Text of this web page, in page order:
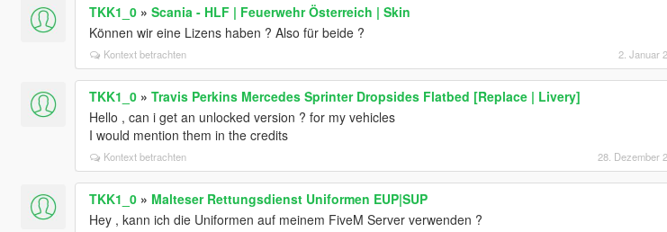
TKK1_0» Scania - HLF | Feuerwehr Österreich | Skin
Können wir eine Lizens haben ? Also für beide ?
Kontext betrachten 2. Januar
TKK1_0» Travis Perkins Mercedes Sprinter Dropsides Flatbed [Replace | Livery]
Hello , can i get an unlocked version ? for my vehicles
I would mention them in the credits
Kontext betrachten 28. Dezember
TKK1_0» Malteser Rettungsdienst Uniformen EUP|SUP
Hey , kann ich die Uniformen auf meinem FiveM Server verwenden ?